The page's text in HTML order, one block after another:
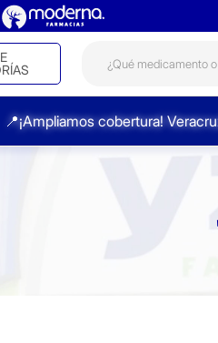
📍¡Ampliamos cobertura!